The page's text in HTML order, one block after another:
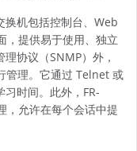
换机包括控制台、Web
，提供易于使用、独立
协议（SNMP）外，
管理。它通过 Telnet 或
时间。此外，FR-
，允许在每个会话中提